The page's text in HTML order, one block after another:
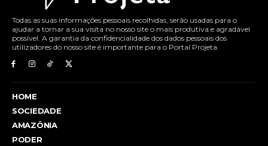
Todas as suas informações pessoais recolhidas, serão usadas para o
ajudar a tornar a sua visita no nosso site o mais produtiva e agradável
possível. A garantia da confidencialidade dos dados pessoais dos
utilizadores do nosso site é importante para o Portal Projeta.
HOME
SOCIEDADE
AMAZÔNIA
PODER